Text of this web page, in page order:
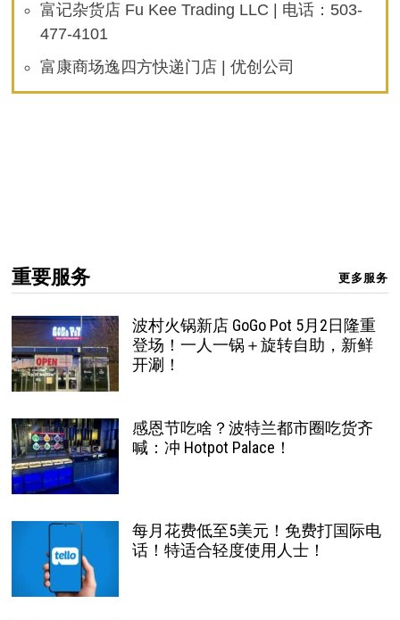
富记杂货店 Fu Kee Trading LLC | 电话：503-
477-4101
富康商场逸四方快递门店 | 优创公司
重要服务 更多服务
波村火锅新店 GoGo Pot 5月2日隆重
登场！一人一锅＋旋转自助，新鲜
开涮！
感恩节吃啥？波特兰都市圈吃货齐
喊：冲 Hotpot Palace！
每月花费低至5美元！免费打国际电
话！特适合轻度使用人士！